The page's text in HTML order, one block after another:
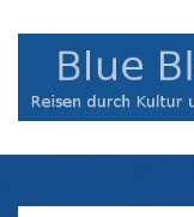
Navigation